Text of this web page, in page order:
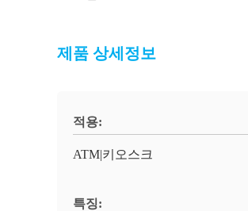
제품 상세정보
적용:
ATM|키오스크
특징: